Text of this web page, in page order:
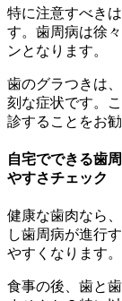
特に注意すべき
す。歯周病は徐
ンとなります。
歯のグラつきは
刻な症状です。
診することをお勧
自宅でできる歯
やすさチェック
健康な歯肉なら
し歯周病が進行
やすくなります。
食事の後、歯と